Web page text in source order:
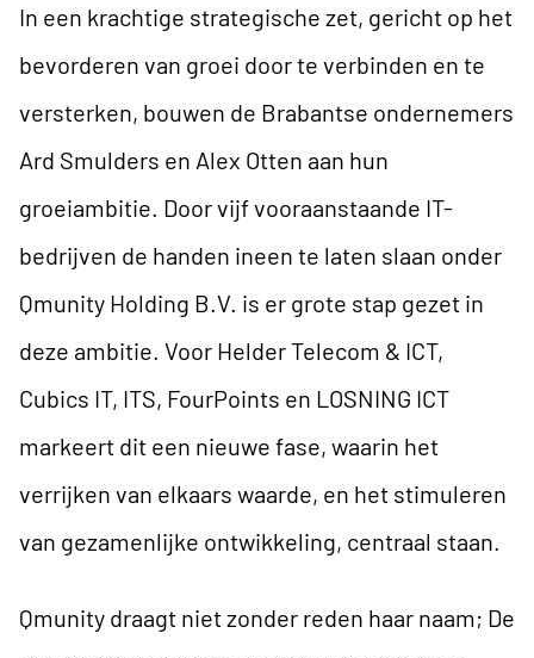
In een krachtige strategische zet, gericht op het
bevorderen van groei door te verbinden en te
versterken, bouwen de Brabantse ondernemers
Ard Smulders en Alex Otten aan hun
groeiambitie. Door vijf vooraanstaande IT-
bedrijven de handen ineen te laten slaan onder
Qmunity Holding B.V. is er grote stap gezet in
deze ambitie. Voor Helder Telecom & ICT,
Cubics IT, ITS, FourPoints en LOSNING ICT
markeert dit een nieuwe fase, waarin het
verrijken van elkaars waarde, en het stimuleren
van gezamenlijke ontwikkeling, centraal staan.
Qmunity draagt niet zonder reden haar naam; De